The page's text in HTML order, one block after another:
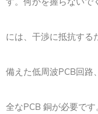
には、干渉に抵抗する
備えた低周波PCB回路
全なPCB 銅が必要です。